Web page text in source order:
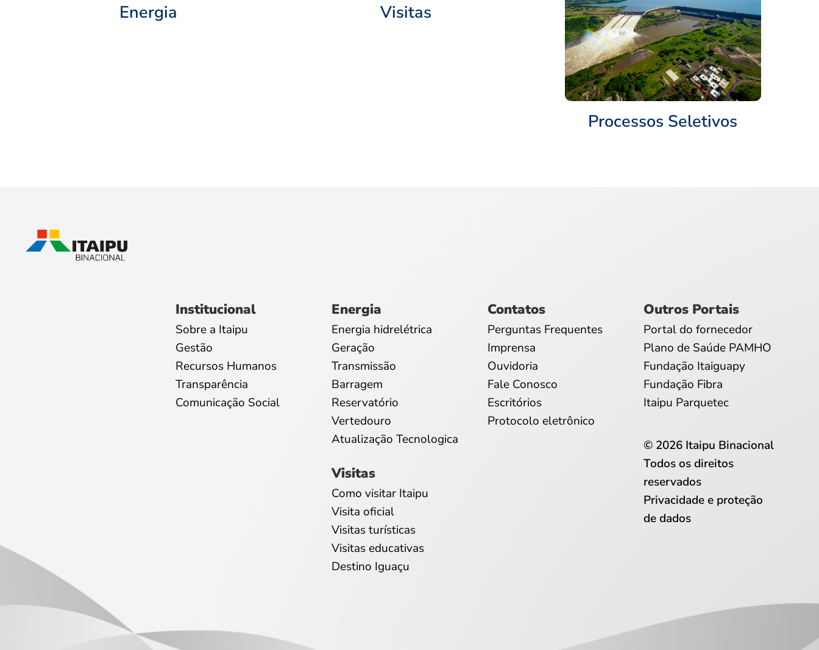
Energia Visitas
Processos Seletivos
Institucional
Sobre a Itaipu
Gestão
Recursos Humanos
Transparência
Comunicação Social
Energia
Energia hidrelétrica
Geração
Transmissão
Barragem
Reservatório
Vertedouro
Atualização Tecnologica
Visitas
Como visitar Itaipu
Visita oficial
Visitas turísticas
Visitas educativas
Destino Iguaçu
Contatos
Perguntas Frequentes
Imprensa
Ouvidoria
Fale Conosco
Escritórios
Protocolo eletrônico
Outros Portais
Portal do fornecedor
Plano de Saúde PAMHO
Fundação Itaiguapy
Fundação Fibra
Itaipu Parquetec
© 2026 Itaipu Binacional
Todos os direitos
reservados
Privacidade e proteção
de dados